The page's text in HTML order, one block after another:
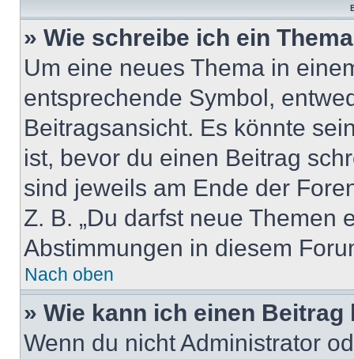
» Wie schreibe ich ein
Um eine neues Thema in
entsprechende Symbol,
Beitragsansicht. Es könnte
ist, bevor du einen Beitrag
sind jeweils am Ende der
Z. B. „Du darfst neue Themen
Abstimmungen in diesem
Nach oben
» Wie kann ich einen
Wenn du nicht Administrator